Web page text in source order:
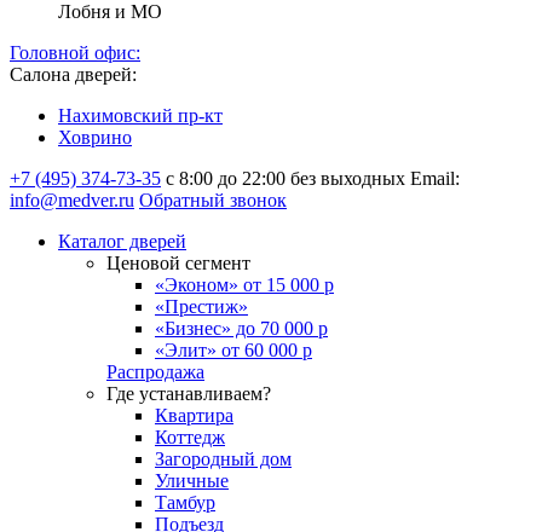
Лобня и МО
Головной офис:
Салона дверей:
Нахимовский пр-кт
Ховрино
+7 (495) 374-73-35 с 8:00 до 22:00 без выходных Email:
info@medver.ru Обратный звонок
Каталог дверей
Ценовой сегмент
«Эконом» от 15 000 р
«Престиж»
«Бизнес» до 70 000 р
«Элит» от 60 000 р
Распродажа
Где устанавливаем?
Квартира
Коттедж
Загородный дом
Уличные
Тамбур
Подъезд